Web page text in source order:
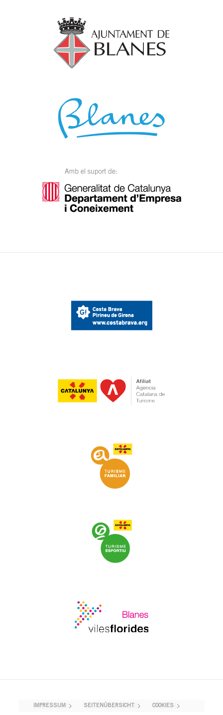
IMPRESSUM SEITENÜBERSICHT COOKIES